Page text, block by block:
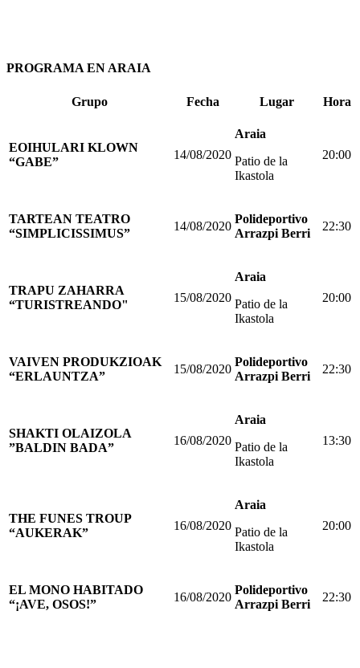
PROGRAMA EN ARAIA
Grupo Fecha Lugar Hora
EOIHULARI KLOWN
“GABE”
14/08/2020
Araia
Patio de la
Ikastola
20:00
TARTEAN TEATRO
“SIMPLICISSIMUS”
14/08/2020
Polideportivo
Arrazpi Berri
22:30
TRAPU ZAHARRA
“TURISTREANDO"
15/08/2020
Araia
Patio de la
Ikastola
20:00
VAIVEN PRODUKZIOAK
“ERLAUNTZA”
15/08/2020
Polideportivo
Arrazpi Berri
22:30
SHAKTI OLAIZOLA
”BALDIN BADA”
16/08/2020
Araia
Patio de la
Ikastola
13:30
THE FUNES TROUP
“AUKERAK”
16/08/2020
Araia
Patio de la
Ikastola
20:00
EL MONO HABITADO
“¡AVE, OSOS!”
16/08/2020
Polideportivo
Arrazpi Berri
22:30